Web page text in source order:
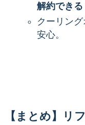
解約できる
クーリン
安心。
【まとめ】リ